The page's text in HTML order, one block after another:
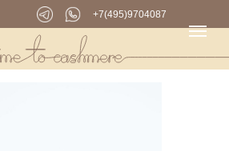
+7(495)9704087